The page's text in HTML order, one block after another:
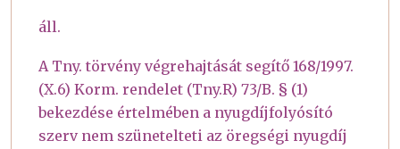
áll.
A Tny. törvény végrehajtását segítő 168/1997.
(X.6) Korm. rendelet (Tny.R) 73/B. § (1)
bekezdése értelmében a nyugdíjfolyósító
szerv nem szünetelteti az öregségi nyugdíj